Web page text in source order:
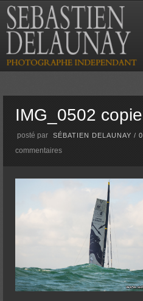
IMG_0502 copie
posté par SÉBATIEN DELAUNAY /0
commentaires